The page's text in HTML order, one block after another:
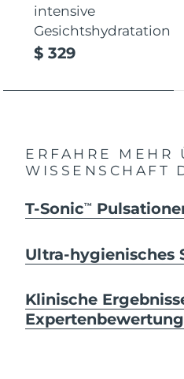
intensive
Gesichtshydratation
$ 329
ERFAHRE MEHR
WISSENSCHAFT
T-SonicTM
Ultra-hygienisches
Klinische